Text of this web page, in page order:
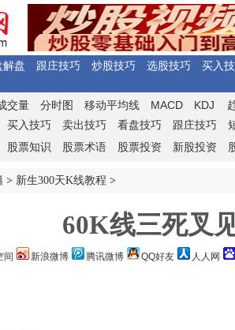
解盘 跟庄技巧 炒股技巧 选股技巧
买入
交量 分时图 移动平均线 MACD KDJ
买入技巧 卖出技巧 看盘技巧 跟庄技巧
股票知识 股票术语 股票投资 新股投资
> 新生300天K线教程 >
60K线三死叉
间 新浪微博 腾讯微博 QQ好友 人人网